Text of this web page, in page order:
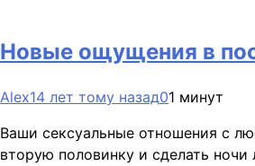
Новые ощущения в
Alex14 лет тому назад01 минут
Ваши сексуальные отношения с
вторую половинку и сделать